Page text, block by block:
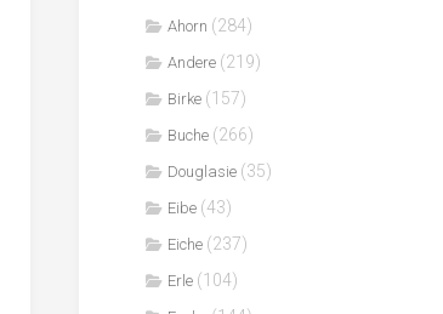
Ahorn (284)
Andere (219)
Birke (157)
Buche (266)
Douglasie (35)
Eibe (43)
Eiche (237)
Erle (104)